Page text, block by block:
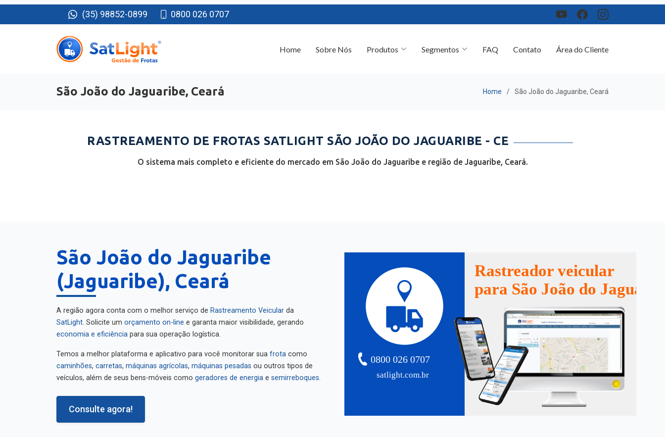
(35) 98852-0899 0800 026 0707
Área do Cliente
São João do Jaguaribe, Ceará Home São João do Jaguaribe, Ceará
RASTREAMENTO DE FROTAS SATLIGHT SÃO JOÃO DO JAGUARIBE - CE
O sistema mais completo e eficiente do mercado em São João do Jaguaribe e região de Jaguaribe, Ceará.
São João do Jaguaribe
(Jaguaribe), Ceará
A região agora conta com o melhor serviço de Rastreamento Veicular da
SatLight . Solicite um orçamento on-line e garanta maior visibilidade, gerando
economia e eficiência para sua operação logística.
Temos a melhor plataforma e aplicativo para você monitorar sua frota como
caminhões carretas máquinas agrícolas máquinas pesadas ou outros tipos de
veículos, além de seus bens-móveis como geradores de energia e semirreboques
Consulte agora!
satlight.com.br
0800 026 0707
Rastreador veicular
para São João do